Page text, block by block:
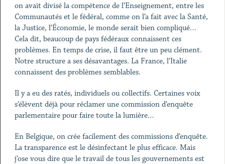
on avait divisé la compétence de l’Enseignement, entre les
Communautés et le fédéral, comme on l’a fait avec la Santé,
la Justice, l’Économie, le monde serait bien compliqué…
Cela dit, beaucoup de pays fédéraux connaissent ces
problèmes. En temps de crise, il faut être un peu clément.
Notre structure a ses désavantages. La France, l’Italie
connaissent des problèmes semblables.
Il y a eu des ratés, individuels ou collectifs. Certaines voix
s’élèvent déjà pour réclamer une commission d’enquête
parlementaire pour faire toute la lumière…
En Belgique, on crée facilement des commissions d’enquête.
La transparence est le désinfectant le plus efficace. Mais
j’ose vous dire que le travail de tous les gouvernements est